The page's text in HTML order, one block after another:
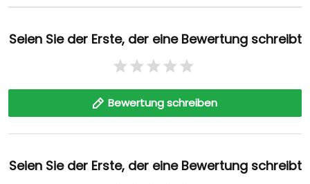
Seien Sie der Erste, der eine Bewertung schreibt
Bewertung schreiben
Seien Sie der Erste, der eine Bewertung schreibt